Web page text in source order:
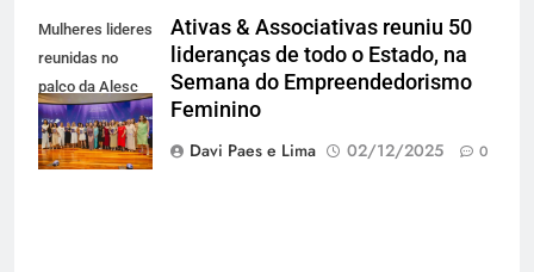
Mulheres lideres
reunidas no
palco da Alesc
(foto: Isis
Lacombi)
Ativas & Associativas reuniu 50
lideranças de todo o Estado, na
Semana do Empreendedorismo
Feminino
Davi Paes e Lima
02/12/2025 0